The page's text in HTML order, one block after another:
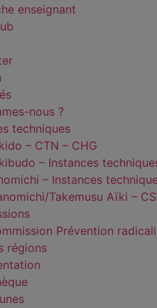
enseignant
nous ?
techniques
– CTN – CHG
– Instances
– Instances
Takemusu Aïki –
Prévention
régions